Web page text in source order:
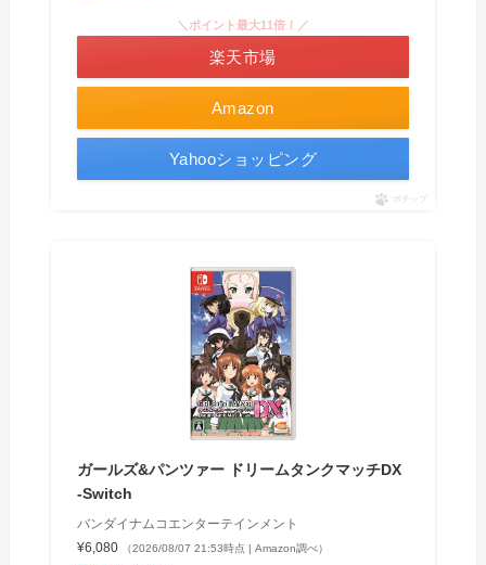
Amazon
＼ポイント最大11倍！／
楽天市場
Yahooショッピング
ポチップ
ガールズ&パンツァー ドリームタンクマッチDX
-Switch
バンダイナムコエンターテインメント
¥6,080
（2026/08/07 21:53時点 | Amazon調べ）